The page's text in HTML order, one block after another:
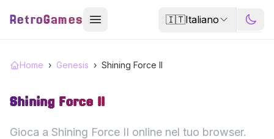
RetroGames 🇮🇹Italiano
Home › Genesis › Shining Force II
Shining Force II
Gioca a Shining Force II online nel tuo browser.